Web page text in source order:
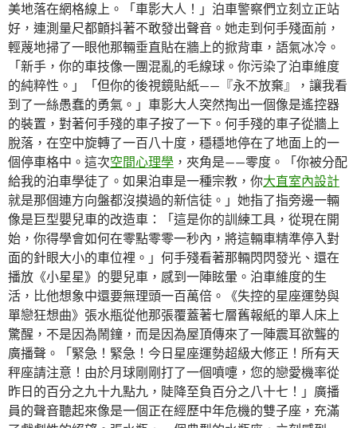
美地落在網格線上。「車影大人！」泊車警察們立刻立正站
好，連測量尺都顫抖著不敢發出聲音。她走到何手殘面前，
輕蔑地掃了一眼他那輛垂直貼在牆上的掀背車，語氣冰冷。
「新手，你的車技像一團混亂的毛線球。你污染了泊車維度
的純粹性。」「但你的後視鏡貼紙——『永不放棄』，讓我看
到了一絲愚蠢的勇氣。」車影大人突然掏出一個像是遙控器
的裝置，對著何手殘的車子按了一下。何手殘的車子從牆上
脫落，在空中旋轉了一百八十度，穩穩地停在了地面上的一
個停車格中。這次空間心理學 ，夾角是——零度。「你被分配
給我的泊車學徒了。如果泊車是一種宗教，你大直室內設計
就是那個連方向盤都沒摸過的新信徒。」她指了指旁邊一輛
像是巨型嬰兒車的改造車：「這是你的訓練工具，從現在開
始，你得學會如何在零點零零一秒內，將這輛車精準停入對
面的針眼大小的車位裡。」何手殘看著那輛閃閃發光、還在
播放《小星星》的嬰兒車，感到一陣眩暈。泊車維度的生
活，比他想象中還要無理頭一百萬倍。《失控的星座運勢與
單戀狂想曲》張水瓶從他那張覆蓋著七層舊報紙的單人床上
驚醒，不是因為鬧鐘，而是因為屋頂傳來了一陣震耳欲聾的
廣播聲。「緊急！緊急！今日星座運勢超級大修正！所有天
秤座請注意！由於月球剛剛打了一個噴嚏，您的戀愛機率從
昨日的百分之九十九點九，陡降至負百分之八十七！」廣播
員的聲音聽起來像是一個正在經歷中年危機的雙子座，充滿